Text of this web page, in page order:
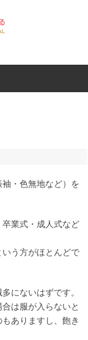
・色無地など）を
業式・成人式など
う方がほとんどで
にないはずです。
は服が入らないと
ありますし、飽き